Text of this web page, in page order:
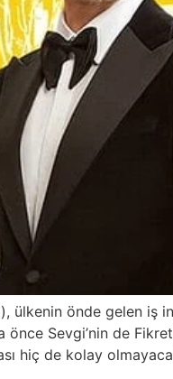
önde gelen iş
Sevgi’nin de
hiç de kolay